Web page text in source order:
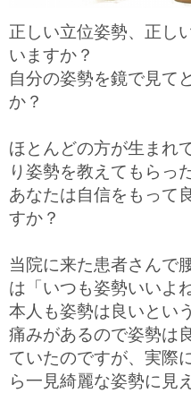
正しい立位姿勢、正し
いますか？
自分の姿勢を鏡で見て
か？
ほとんどの方が生まれ
り姿勢を教えてもらっ
あなたは自信をもって
すか？
当院に来た患者さんで
は「いつも姿勢いいよ
本人も姿勢は良いとい
痛みがあるので姿勢は
ていたのですが、実際
ら一見綺麗な姿勢に見